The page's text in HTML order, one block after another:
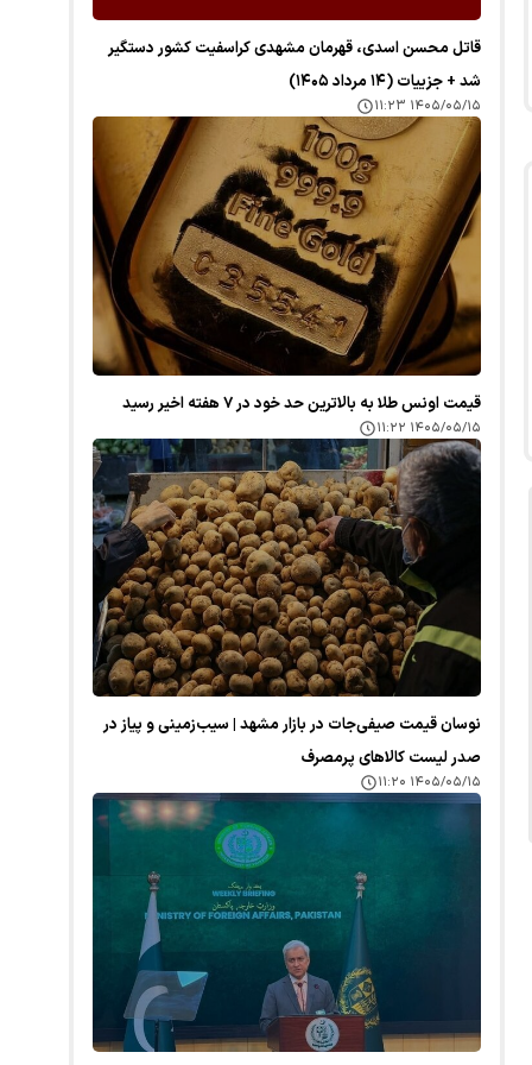
قاتل محسن اسدی، قهرمان مشهدی کراسفیت کشور دستگیر
شد + جزییات (۱۴ مرداد ۱۴۰۵)
۱۴۰۵/۰۵/۱۵ ۱۱:۲۳
قیمت اونس طلا به بالاترین حد خود در ۷ هفته اخیر رسید
۱۴۰۵/۰۵/۱۵ ۱۱:۲۲
نوسان قیمت صیفی‌جات در بازار مشهد | سیب‌زمینی و پیاز در
صدر لیست کالا‌های پرمصرف
۱۴۰۵/۰۵/۱۵ ۱۱:۲۰